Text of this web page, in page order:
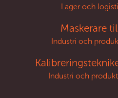
Lager och
Maskerare
Industri och
Industri och